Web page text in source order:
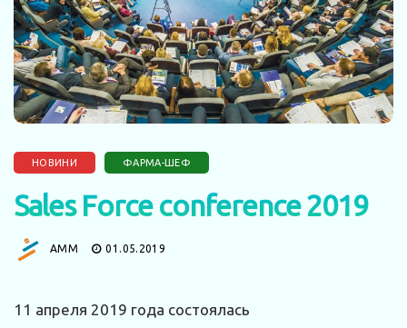
НОВИНИ ФАРМА-ШЕФ
Sales Force conference 2019
АММ 01.05.2019
11 апреля 2019 года состоялась